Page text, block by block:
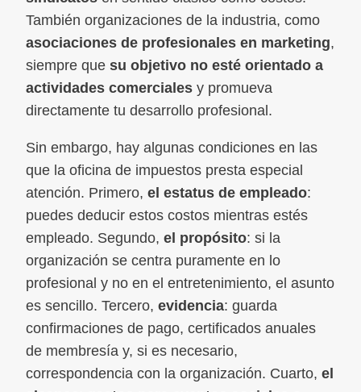
También organizaciones de la industria, como
asociaciones de profesionales en marketing,
siempre que su objetivo no esté orientado a
actividades comerciales y promueva
directamente tu desarrollo profesional.
Sin embargo, hay algunas condiciones en las
que la oficina de impuestos presta especial
atención. Primero, el estatus de empleado:
puedes deducir estos costos mientras estés
empleado. Segundo, el propósito: si la
organización se centra puramente en lo
profesional y no en el entretenimiento, el asunto
es sencillo. Tercero, evidencia: guarda
confirmaciones de pago, certificados anuales
de membresía y, si es necesario,
correspondencia con la organización. Cuarto, el